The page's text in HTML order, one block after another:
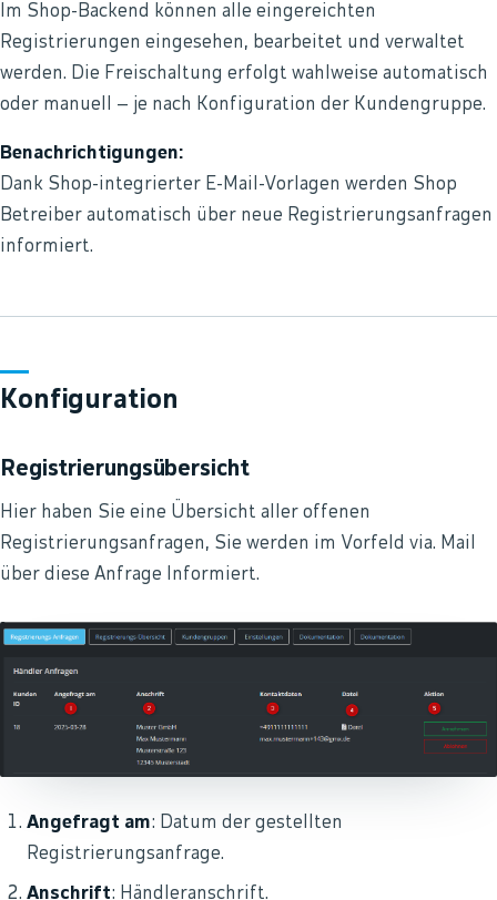
Im Shop-Backend können alle eingereichten
Registrierungen eingesehen, bearbeitet und verwaltet
werden. Die Freischaltung erfolgt wahlweise automatisch
oder manuell – je nach Konfiguration der Kundengruppe.
Benachrichtigungen:
Dank Shop-integrierter E-Mail-Vorlagen werden Shop
Betreiber automatisch über neue Registrierungsanfragen
informiert.
Konfiguration
Registrierungsübersicht
Hier haben Sie eine Übersicht aller offenen
Registrierungsanfragen, Sie werden im Vorfeld via. Mail
über diese Anfrage Informiert.
Angefragt am: Datum der gestellten
Registrierungsanfrage.
Anschrift: Händleranschrift.